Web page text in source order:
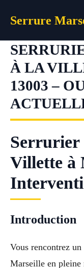
Serrure
À LA
13003 –
Serrurier
Villette à
Introduction
Vous rencontrez
Marseille en pleine